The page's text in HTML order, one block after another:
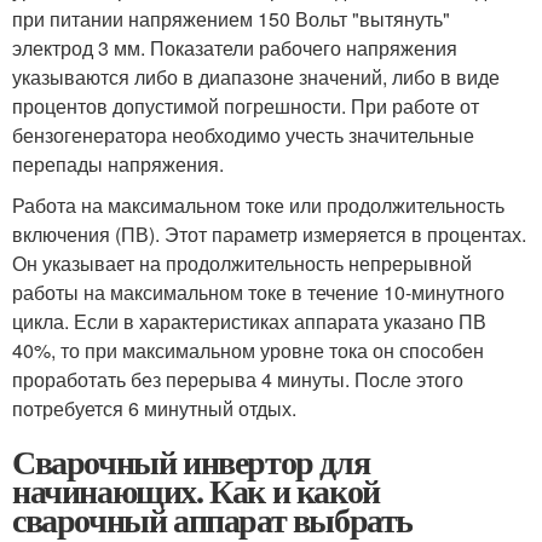
при питании напряжением 150 Вольт "вытянуть"
электрод 3 мм. Показатели рабочего напряжения
указываются либо в диапазоне значений, либо в виде
процентов допустимой погрешности. При работе от
бензогенератора необходимо учесть значительные
перепады напряжения.
Работа на максимальном токе или продолжительность
включения (ПВ). Этот параметр измеряется в процентах.
Он указывает на продолжительность непрерывной
работы на максимальном токе в течение 10-минутного
цикла. Если в характеристиках аппарата указано ПВ
40%, то при максимальном уровне тока он способен
проработать без перерыва 4 минуты. После этого
потребуется 6 минутный отдых.
Сварочный инвертор для
начинающих. Как и какой
сварочный аппарат выбрать